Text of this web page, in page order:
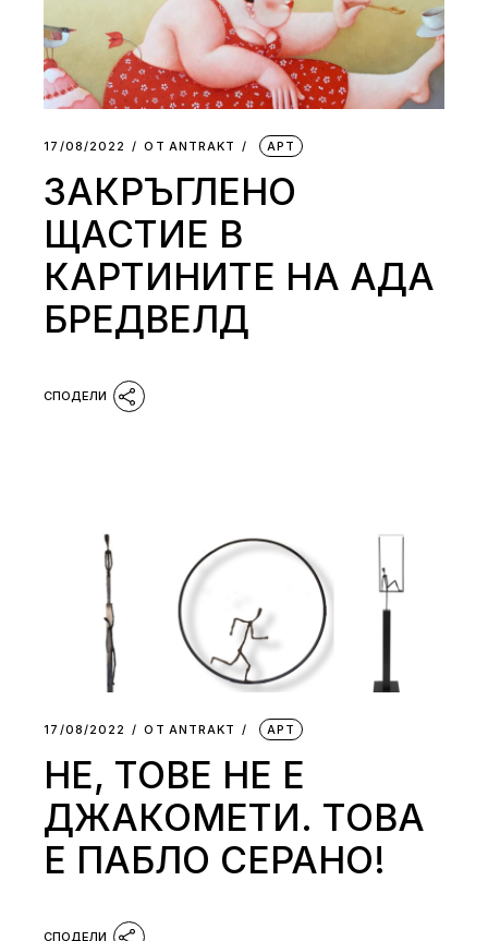
17/08/2022 ОТ АNTRAKT АРТ
ЗАКРЪГЛЕНО
ЩАСТИЕ В
КАРТИНИТЕ НА АДА
БРЕДВЕЛД
17/08/2022 ОТ АNTRAKT АРТ
НЕ, ТОВЕ НЕ Е
ДЖАКОМЕТИ. ТОВА
Е ПАБЛО СЕРАНО!